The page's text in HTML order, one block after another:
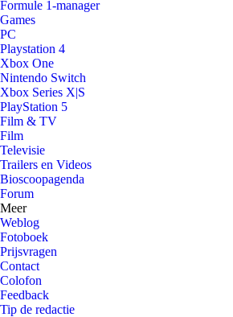
Formule 1-manager
Games
PC
Playstation 4
Xbox One
Nintendo Switch
Xbox Series X|S
PlayStation 5
Film & TV
Film
Televisie
Trailers en Videos
Bioscoopagenda
Forum
Meer
Weblog
Fotoboek
Prijsvragen
Contact
Colofon
Feedback
Tip de redactie